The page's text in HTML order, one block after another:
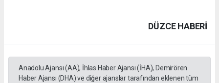
DÜZCE HABERİ
Anadolu Ajansı (AA), İhlas Haber Ajansı (İHA), Demirören
Haber Ajansı (DHA) ve diğer ajanslar tarafından eklenen tüm